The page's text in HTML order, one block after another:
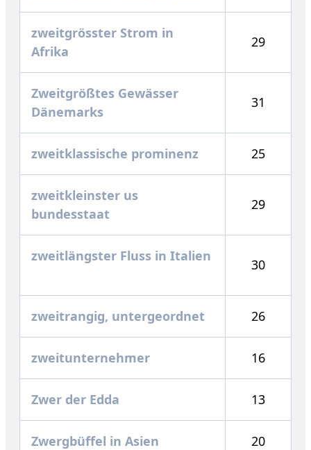
zweitgrösster Strom in
Afrika
29
Zweitgrößtes Gewässer
Dänemarks
31
zweitklassische prominenz 25
zweitkleinster us
bundesstaat
29
zweitlängster Fluss in Italien
30
zweitrangig, untergeordnet 26
zweitunternehmer 16
Zwer der Edda 13
Zwergbüffel in Asien 20